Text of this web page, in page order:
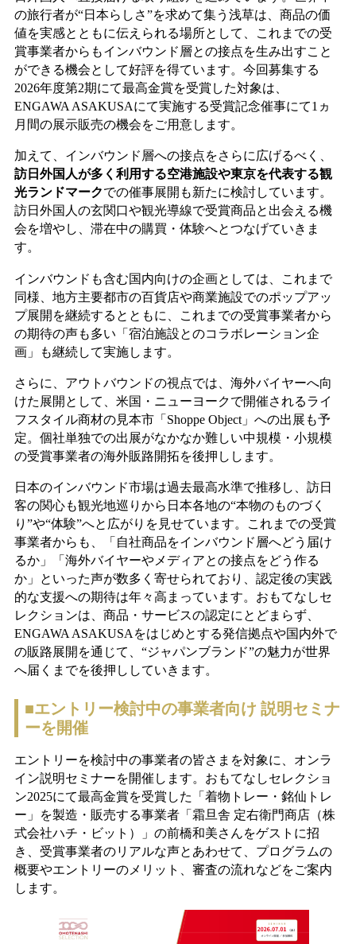
の旅行者が“日本らしさ”を求めて集う浅草は、商品の価
値を実感とともに伝えられる場所として、これまでの受
賞事業者からもインバウンド層との接点を生み出すこと
ができる機会として好評を得ています。今回募集する
2026年度第2期にて最高金賞を受賞した対象は、
ENGAWA ASAKUSAにて実施する受賞記念催事にて1ヵ
月間の展示販売の機会をご用意します。
加えて、インバウンド層への接点をさらに広げるべく、
訪日外国人が多く利用する空港施設や東京を代表する観
光ランドマークでの催事展開も新たに検討しています。
訪日外国人の玄関口や観光導線で受賞商品と出会える機
会を増やし、滞在中の購買・体験へとつなげていきま
す。
インバウンドも含む国内向けの企画としては、これまで
同様、地方主要都市の百貨店や商業施設でのポップアッ
プ展開を継続するとともに、これまでの受賞事業者から
の期待の声も多い「宿泊施設とのコラボレーション企
画」も継続して実施します。
さらに、アウトバウンドの視点では、海外バイヤーへ向
けた展開として、米国・ニューヨークで開催されるライ
フスタイル商材の見本市「Shoppe Object」への出展も予
定。個社単独での出展がなかなか難しい中規模・小規模
の受賞事業者の海外販路開拓を後押しします。
日本のインバウンド市場は過去最高水準で推移し、訪日
客の関心も観光地巡りから日本各地の“本物のものづく
り”や“体験”へと広がりを見せています。これまでの受賞
事業者からも、「自社商品をインバウンド層へどう届け
るか」「海外バイヤーやメディアとの接点をどう作る
か」といった声が数多く寄せられており、認定後の実践
的な支援への期待は年々高まっています。おもてなしセ
レクションは、商品・サービスの認定にとどまらず、
ENGAWA ASAKUSAをはじめとする発信拠点や国内外で
の販路展開を通じて、“ジャパンブランド”の魅力が世界
へ届くまでを後押ししていきます。
■エントリー検討中の事業者向け 説明セミナ
ーを開催
エントリーを検討中の事業者の皆さまを対象に、オンラ
イン説明セミナーを開催します。おもてなしセレクショ
ン2025にて最高金賞を受賞した「着物トレー・銘仙トレ
ー」を製造・販売する事業者「霜旦舎 定右衛門商店（株
式会社ハチ・ビット）」の前橋和美さんをゲストに招
き、受賞事業者のリアルな声とあわせて、プログラムの
概要やエントリーのメリット、審査の流れなどをご案内
します。